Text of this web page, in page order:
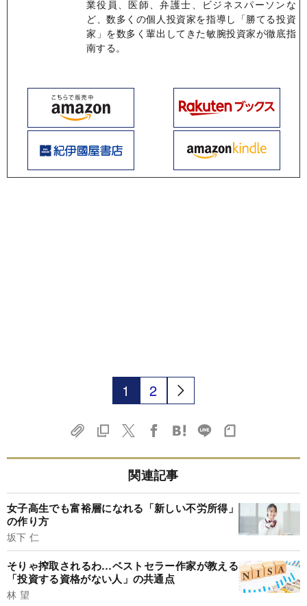
業役員、医師、弁護士、ビジネスパーソンな
ど、数多くの個人投資家を指導し「勝てる投資
家」を数多く輩出してきた敏腕投資家が徹底指
南する。
1 2
関連記事
女子高生でも富裕層になれる「新しい不労所得」
の作り方
坂下 仁
そりゃ搾取されるわ…ベストセラー作家が教える
「投資する資格がない人」の共通点
林 望